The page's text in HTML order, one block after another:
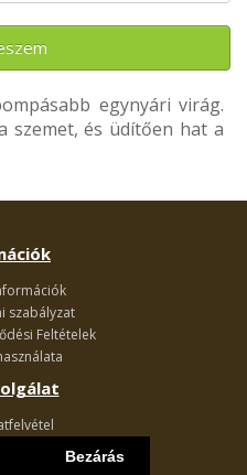
Bezárás
egynyári virág.
szemet, és üdítően hat a
szabályzat
Feltételek